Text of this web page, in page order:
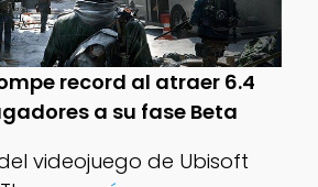
record al atraer 6.4
a su fase Beta
videojuego de Ubisoft